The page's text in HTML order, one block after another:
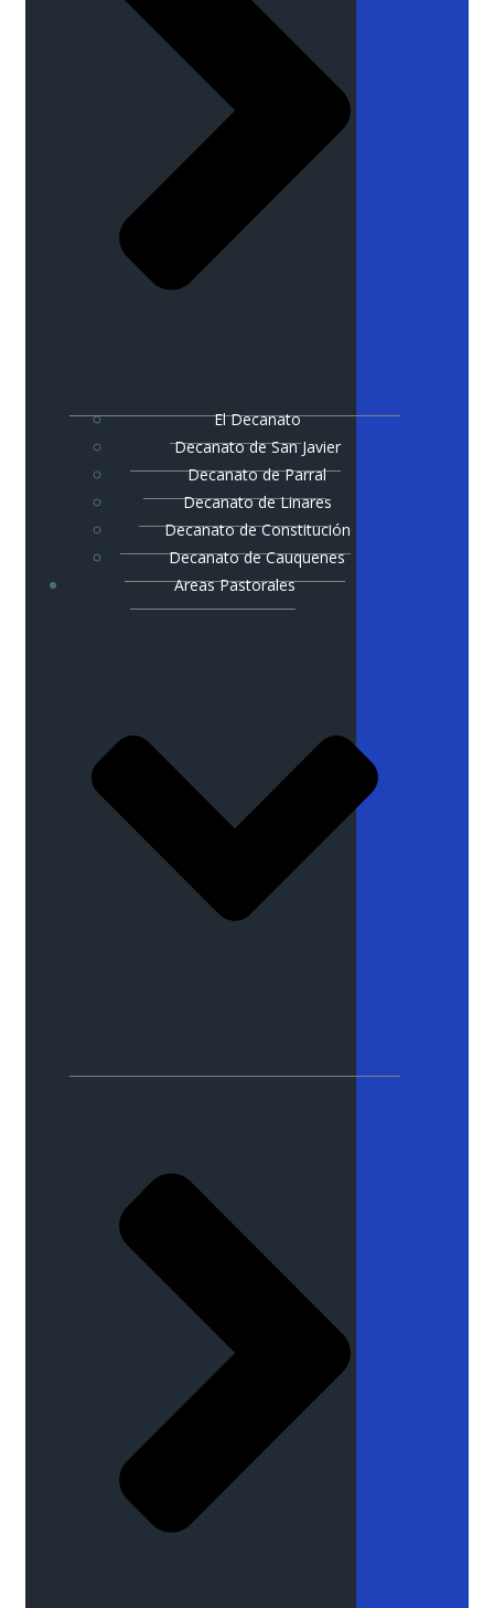
El Decanato
Decanato de San Javier
Decanato de Parral
Decanato de Linares
Decanato de Constitución
Decanato de Cauquenes
Areas Pastorales